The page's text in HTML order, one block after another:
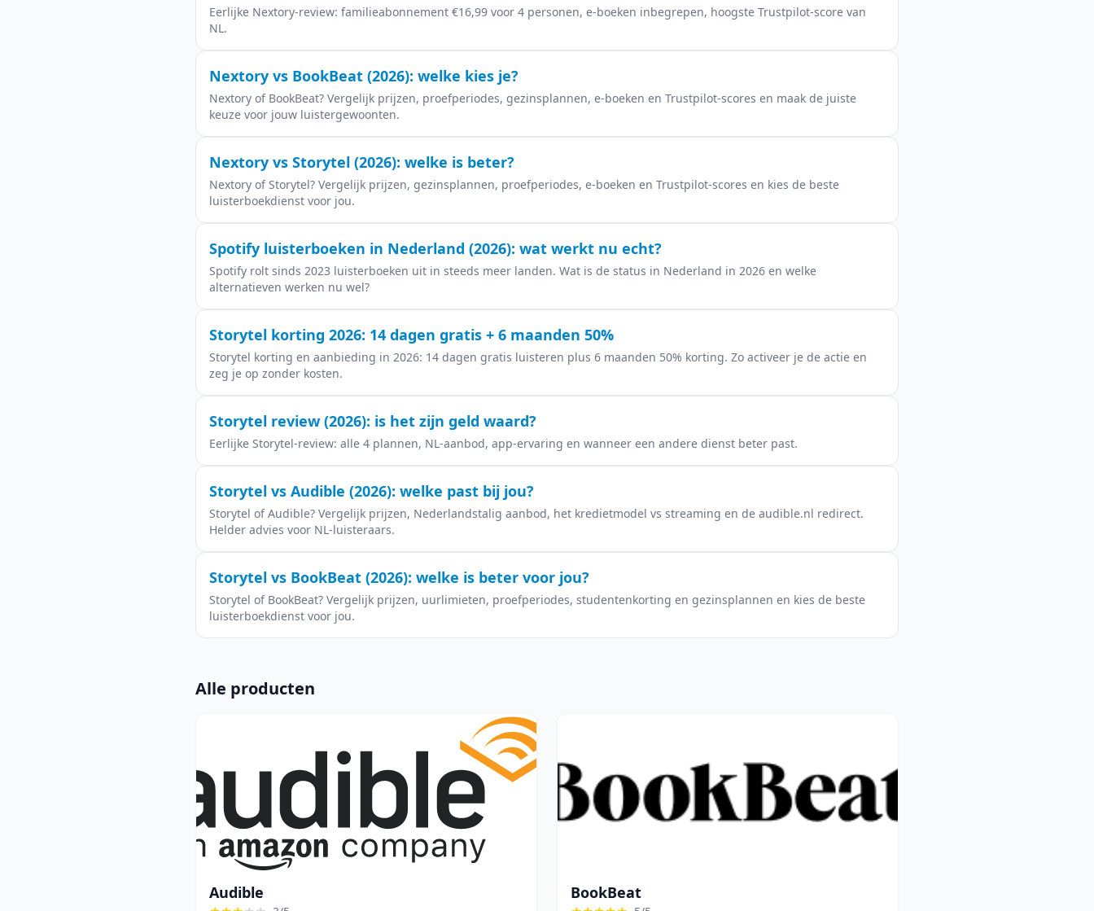
Eerlijke Nextory-review: familieabonnement €16,99 voor 4 personen, e-boeken inbegrepen, hoogste Trustpilot-score van
NL.
Nextory vs BookBeat (2026): welke kies je?
Nextory of BookBeat? Vergelijk prijzen, proefperiodes, gezinsplannen, e-boeken en Trustpilot-scores en maak de juiste
keuze voor jouw luistergewoonten.
Nextory vs Storytel (2026): welke is beter?
Nextory of Storytel? Vergelijk prijzen, gezinsplannen, proefperiodes, e-boeken en Trustpilot-scores en kies de beste
luisterboekdienst voor jou.
Spotify luisterboeken in Nederland (2026): wat werkt nu echt?
Spotify rolt sinds 2023 luisterboeken uit in steeds meer landen. Wat is de status in Nederland in 2026 en welke
alternatieven werken nu wel?
Storytel korting 2026: 14 dagen gratis + 6 maanden 50%
Storytel korting en aanbieding in 2026: 14 dagen gratis luisteren plus 6 maanden 50% korting. Zo activeer je de actie en
zeg je op zonder kosten.
Storytel review (2026): is het zijn geld waard?
Eerlijke Storytel-review: alle 4 plannen, NL-aanbod, app-ervaring en wanneer een andere dienst beter past.
Storytel vs Audible (2026): welke past bij jou?
Storytel of Audible? Vergelijk prijzen, Nederlandstalig aanbod, het kredietmodel vs streaming en de audible.nl redirect.
Helder advies voor NL-luisteraars.
Storytel vs BookBeat (2026): welke is beter voor jou?
Storytel of BookBeat? Vergelijk prijzen, uurlimieten, proefperiodes, studentenkorting en gezinsplannen en kies de beste
luisterboekdienst voor jou.
Alle producten
Audible BookBeat